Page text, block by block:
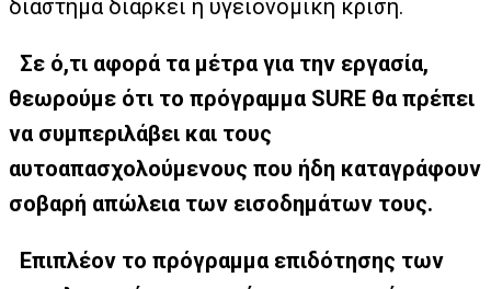
διάστημα διαρκεί η υγειονομική κρίση.
Σε ό,τι αφορά τα μέτρα για την εργασία,
θεωρούμε ότι το πρόγραμμα SURE θα πρέπει
να συμπεριλάβει και τους
αυτοαπασχολούμενους που ήδη καταγράφουν
σοβαρή απώλεια των εισοδημάτων τους.
Επιπλέον το πρόγραμμα επιδότησης των